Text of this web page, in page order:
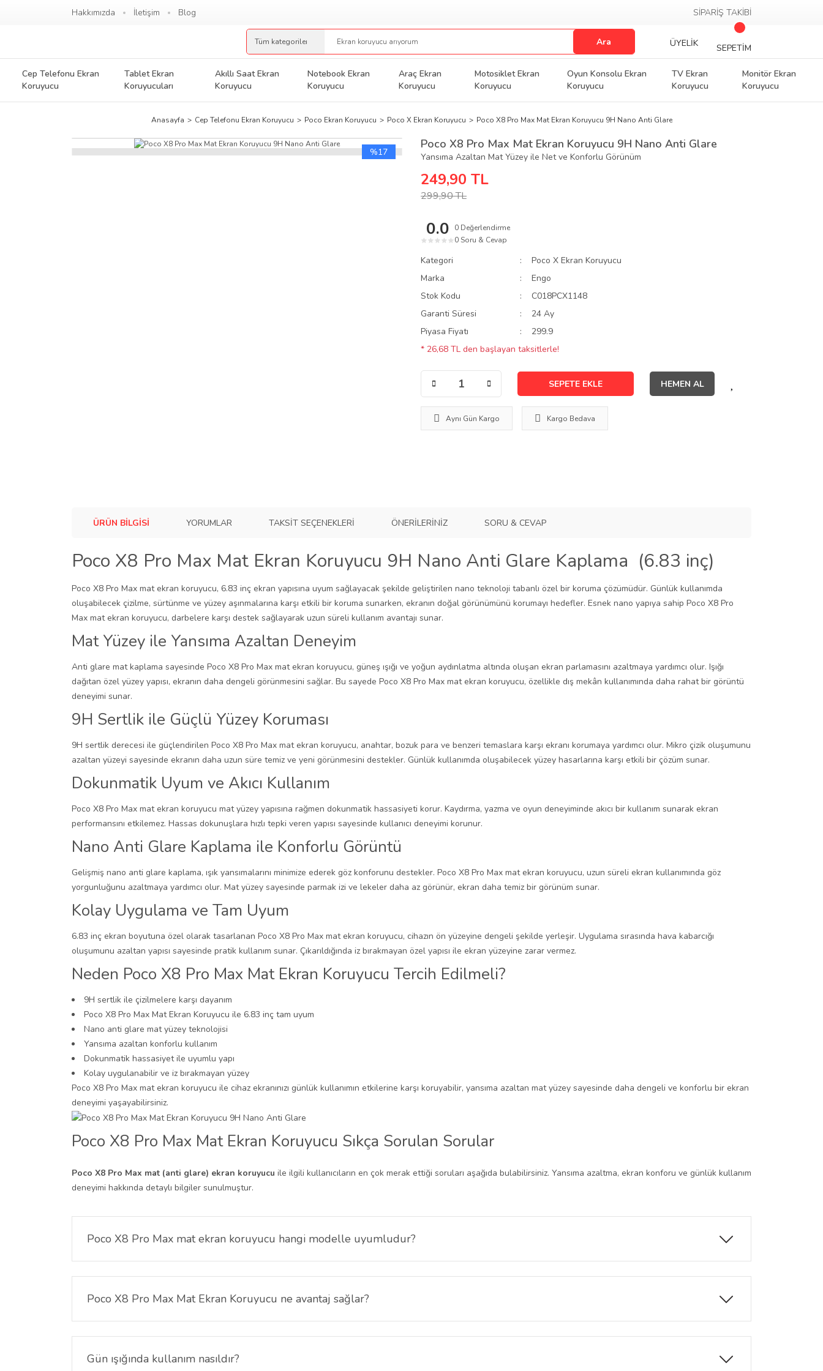
Hakkımızda İletişim Blog SİPARİŞ TAKİBİ
Ara ÜYELİK SEPETİM
Cep Telefonu Ekran
Koruyucu
Tablet Ekran
Koruyucuları
Akıllı Saat Ekran
Koruyucu
Notebook Ekran
Koruyucu
Araç Ekran
Koruyucu
Motosiklet Ekran
Koruyucu
Oyun Konsolu Ekran
Koruyucu
TV Ekran
Koruyucu
Monitör Ekran
Koruyucu
Anasayfa Cep Telefonu Ekran Koruyucu Poco Ekran Koruyucu Poco X Ekran Koruyucu Poco X8 Pro Max Mat Ekran Koruyucu 9H Nano Anti Glare
%17
Poco X8 Pro Max Mat Ekran Koruyucu 9H Nano Anti Glare
Yansıma Azaltan Mat Yüzey ile Net ve Konforlu Görünüm
249,90 TL
299,90 TL
0.0
★ ★ ★ ★ ★
0 Değerlendirme
0 Soru & Cevap
Kategori
Poco X Ekran Koruyucu
Marka
Engo
Stok Kodu
C018PCX1148
Garanti Süresi
24 Ay
Piyasa Fiyatı
299.9
* 26,68 TL den başlayan taksitlerle!
SEPETE EKLE HEMEN AL
Aynı Gün Kargo Kargo Bedava
ÜRÜN BILGISI YORUMLAR TAKSIT SEÇENEKLERI ÖNERILERINIZ SORU & CEVAP
Poco X8 Pro Max Mat Ekran Koruyucu 9H Nano Anti Glare Kaplama (6.83 inç)
Poco X8 Pro Max mat ekran koruyucu, 6.83 inç ekran yapısına uyum sağlayacak şekilde geliştirilen nano teknoloji tabanlı özel bir koruma çözümüdür. Günlük kullanımda
oluşabilecek çizilme, sürtünme ve yüzey aşınmalarına karşı etkili bir koruma sunarken, ekranın doğal görünümünü korumayı hedefler. Esnek nano yapıya sahip Poco X8 Pro
Max mat ekran koruyucu, darbelere karşı destek sağlayarak uzun süreli kullanım avantajı sunar.
Mat Yüzey ile Yansıma Azaltan Deneyim
Anti glare mat kaplama sayesinde Poco X8 Pro Max mat ekran koruyucu, güneş ışığı ve yoğun aydınlatma altında oluşan ekran parlamasını azaltmaya yardımcı olur. Işığı
dağıtan özel yüzey yapısı, ekranın daha dengeli görünmesini sağlar. Bu sayede Poco X8 Pro Max mat ekran koruyucu, özellikle dış mekân kullanımında daha rahat bir görüntü
deneyimi sunar.
9H Sertlik ile Güçlü Yüzey Koruması
9H sertlik derecesi ile güçlendirilen Poco X8 Pro Max mat ekran koruyucu, anahtar, bozuk para ve benzeri temaslara karşı ekranı korumaya yardımcı olur. Mikro çizik oluşumunu
azaltan yüzeyi sayesinde ekranın daha uzun süre temiz ve yeni görünmesini destekler. Günlük kullanımda oluşabilecek yüzey hasarlarına karşı etkili bir çözüm sunar.
Dokunmatik Uyum ve Akıcı Kullanım
Poco X8 Pro Max mat ekran koruyucu mat yüzey yapısına rağmen dokunmatik hassasiyeti korur. Kaydırma, yazma ve oyun deneyiminde akıcı bir kullanım sunarak ekran
performansını etkilemez. Hassas dokunuşlara hızlı tepki veren yapısı sayesinde kullanıcı deneyimi korunur.
Nano Anti Glare Kaplama ile Konforlu Görüntü
Gelişmiş nano anti glare kaplama, ışık yansımalarını minimize ederek göz konforunu destekler. Poco X8 Pro Max mat ekran koruyucu, uzun süreli ekran kullanımında göz
yorgunluğunu azaltmaya yardımcı olur. Mat yüzey sayesinde parmak izi ve lekeler daha az görünür, ekran daha temiz bir görünüm sunar.
Kolay Uygulama ve Tam Uyum
6.83 inç ekran boyutuna özel olarak tasarlanan Poco X8 Pro Max mat ekran koruyucu, cihazın ön yüzeyine dengeli şekilde yerleşir. Uygulama sırasında hava kabarcığı
oluşumunu azaltan yapısı sayesinde pratik kullanım sunar. Çıkarıldığında iz bırakmayan özel yapısı ile ekran yüzeyine zarar vermez.
Neden Poco X8 Pro Max Mat Ekran Koruyucu Tercih Edilmeli?
9H sertlik ile çizilmelere karşı dayanım
Poco X8 Pro Max Mat Ekran Koruyucu ile 6.83 inç tam uyum
Nano anti glare mat yüzey teknolojisi
Yansıma azaltan konforlu kullanım
Dokunmatik hassasiyet ile uyumlu yapı
Kolay uygulanabilir ve iz bırakmayan yüzey
Poco X8 Pro Max mat ekran koruyucu ile cihaz ekranınızı günlük kullanımın etkilerine karşı koruyabilir, yansıma azaltan mat yüzey sayesinde daha dengeli ve konforlu bir ekran
deneyimi yaşayabilirsiniz.
Poco X8 Pro Max Mat Ekran Koruyucu Sıkça Sorulan Sorular
Poco X8 Pro Max mat (anti glare) ekran koruyucu ile ilgili kullanıcıların en çok merak ettiği soruları aşağıda bulabilirsiniz. Yansıma azaltma, ekran konforu ve günlük kullanım
deneyimi hakkında detaylı bilgiler sunulmuştur.
Poco X8 Pro Max mat ekran koruyucu hangi modelle uyumludur?
Bu ekran koruyucuPoco X8 Pro Maxmodeli ile uyumludur ve ekran yüzeyine dengeli şekilde yerleşir.
Poco X8 Pro Max Mat Ekran Koruyucu ne avantaj sağlar?
Mat yüzey, ışık yansımalarını azaltarak ekranın daha rahat görülmesini sağlar. Parlama etkisini düşürerek günlük kullanımda göz konforunu artırır.
Gün ışığında kullanım nasıldır?